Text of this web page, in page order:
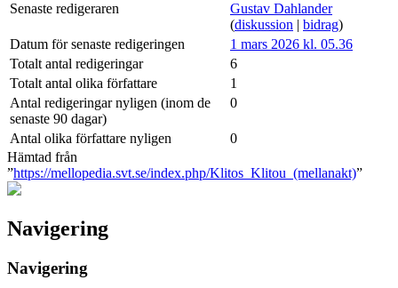
Senaste redigeraren
Gustav Dahlander
(diskussion | bidrag)
Datum för senaste redigeringen
1 mars 2026 kl. 05.36
Totalt antal redigeringar
6
Totalt antal olika författare
1
Antal redigeringar nyligen (inom de
senaste 90 dagar)
0
Antal olika författare nyligen
0
Hämtad från
”https://mellopedia.svt.se/index.php/Klitos_Klitou_(mellanakt)”
Navigering
Navigering